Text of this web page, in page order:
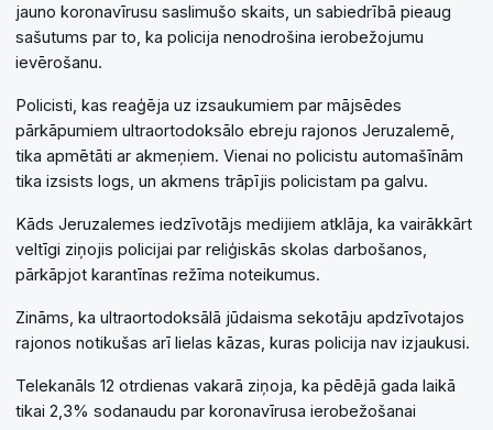
jauno koronavīrusu saslimušo skaits, un sabiedrībā pieaug
sašutums par to, ka policija nenodrošina ierobežojumu
ievērošanu.
Policisti, kas reaģēja uz izsaukumiem par mājsēdes
pārkāpumiem ultraortodoksālo ebreju rajonos Jeruzalemē,
tika apmētāti ar akmeņiem. Vienai no policistu automašīnām
tika izsists logs, un akmens trāpījis policistam pa galvu.
Kāds Jeruzalemes iedzīvotājs medijiem atklāja, ka vairākkārt
veltīgi ziņojis policijai par reliģiskās skolas darbošanos,
pārkāpjot karantīnas režīma noteikumus.
Zināms, ka ultraortodoksālā jūdaisma sekotāju apdzīvotajos
rajonos notikušas arī lielas kāzas, kuras policija nav izjaukusi.
Telekanāls 12 otrdienas vakarā ziņoja, ka pēdējā gada laikā
tikai 2,3% sodanaudu par koronavīrusa ierobežošanai